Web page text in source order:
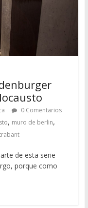
0 Comentarios
, muro de berlin,
de esta serie
porque como